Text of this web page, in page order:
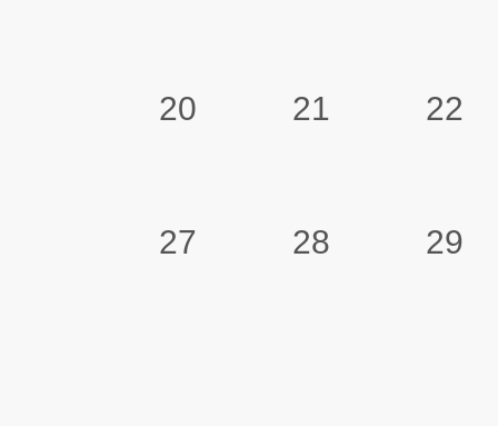
20 21 22
27 28 29